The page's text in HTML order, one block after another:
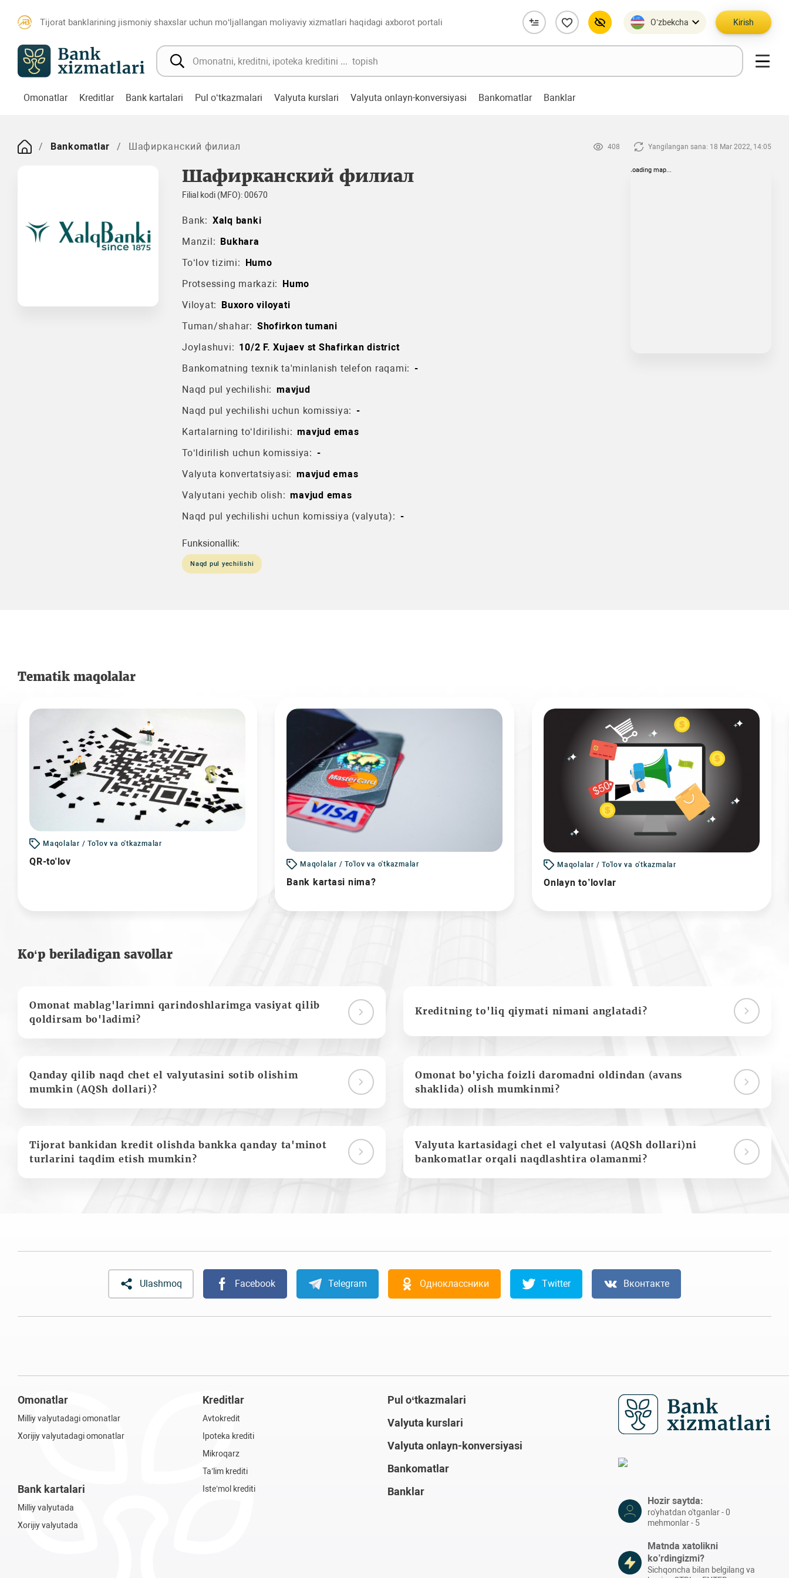
Tijorat banklarining jismoniy shaxslar uchun mo‘ljallangan moliyaviy xizmatlari haqidagi axborot portali O’zbekcha Kirish
Omonatlar Kreditlar Bank kartalari Pul o‘tkazmalari Valyuta kurslari Valyuta onlayn-konversiyasi Bankomatlar Banklar
Bankomatlar Шафирканский филиал 408 Yangilangan sana: 18 Mar 2022, 14:05
Шафирканский филиал
Filial kodi (MFO): 00670
Bank: Xalq banki
Manzil: Bukhara
To‘lov tizimi: Humo
Protsessing markazi: Humo
Viloyat: Buxoro viloyati
Tuman/shahar: Shofirkon tumani
Joylashuvi: 10/2 F. Xujaev st Shafirkan district
Bankomatning texnik ta'minlanish telefon raqami: -
Naqd pul yechilishi: mavjud
Naqd pul yechilishi uchun komissiya: -
Kartalarning to‘ldirilishi: mavjud emas
To‘ldirilish uchun komissiya: -
Valyuta konvertatsiyasi: mavjud emas
Valyutani yechib olish: mavjud emas
Naqd pul yechilishi uchun komissiya (valyuta): -
Funksionallik:
Naqd pul yechilishi
loading map...
Tematik maqolalar
Maqolalar / To'lov va o'tkazmalar
QR-to'lov Maqolalar / To'lov va o'tkazmalar
Bank kartasi nima?
Maqolalar / To'lov va o'tkazmalar
Onlayn to’lovlar
Ko‘p beriladigan savollar
Omonat mablag'larimni qarindoshlarimga vasiyat qilib
qoldirsam bo'ladimi?
Kreditning to'liq qiymati nimani anglatadi?
Qanday qilib naqd chet el valyutasini sotib olishim
mumkin (AQSh dollari)?
Omonat bo'yicha foizli daromadni oldindan (avans
shaklida) olish mumkinmi?
Tijorat bankidan kredit olishda bankka qanday ta'minot
turlarini taqdim etish mumkin?
Valyuta kartasidagi chet el valyutasi (AQSh dollari)ni
bankomatlar orqali naqdlashtira olamanmi?
Ulashmoq Facebook Telegram Одноклассники Twitter Вконтакте
Omonatlar
Milliy valyutadagi omonatlar
Xorijiy valyutadagi omonatlar
Bank kartalari
Milliy valyutada
Xorijiy valyutada
Kreditlar
Avtokredit
Ipoteka krediti
Mikroqarz
Ta’lim krediti
Iste’mol krediti
Pul o‘tkazmalari
Valyuta kurslari
Valyuta onlayn-konversiyasi
Bankomatlar
Banklar
Hozir saytda:
ro'yhatdan o'tganlar - 0
mehmonlar - 5
Matnda xatolikni
ko’rdingizmi?
Sichqoncha bilan belgilang va